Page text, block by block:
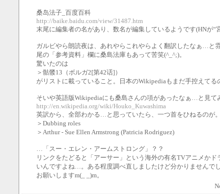
桑岛法子_百度百科
http://baike.baidu.com/view/31487.htm
末尾に編集者の名があり、数名が編集しているようです(HNが“
ガルビやら朗読夜は、あれやらこれやらよく翻訳したなぁ…と
尾の「参考資料」欄に桑島法庫もあって苦笑(^_^;)。
驚いたのは
＞骷髅13（ボルガ2[第42话]）
がリストに載っていること。日本のWikipediaもまだ手控えて
そいや英語版Wikipediaにも桑島さんの項があったなぁ…と見て
http://en.wikipedia.org/wiki/Houko_Kuwashima
英訳から、全部わかる…と思っていたら、一つ首をひねるのが
＞Dubbing roles
＞Arthur - Sue Ellen Armstrong (Patricia Rodriguez)
…「スー・エレン・アームストロング」？？
リンクをたどると「アーサー」という海外の有名TVアニメか
いんですよね…。ある程度調べ直しましたけど分かりませんで
お願いしますm(_ _)m。